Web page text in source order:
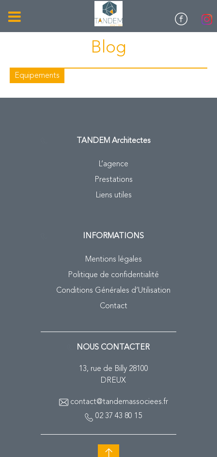
Blog
Equipements
TANDEM Architectes
L’agence
Prestations
Liens utiles
INFORMATIONS
Mentions légales
Politique de confidentialité
Conditions Générales d’Utilisation
Contact
NOUS CONTACTER
13, rue de Billy 28100
DREUX
contact@tandemassociees.fr
02 37 43 80 15